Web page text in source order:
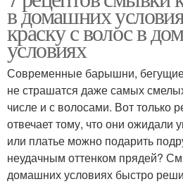
в домашних
краску с волос в
условиях
Современные барышни, бегущие
не страшатся даже самых
числе и с волосами. Вот только
отвечает тому, что они ожидали
или платье можно подарить
неудачным оттенком прядей?
домашних условиях быстро